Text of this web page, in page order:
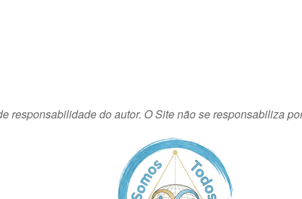
responsabilidade do autor. O Site não se responsabiliza